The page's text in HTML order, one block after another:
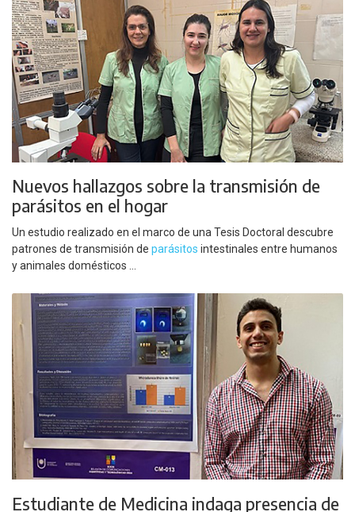
Nuevos hallazgos sobre la transmisión de
parásitos en el hogar
Un estudio realizado en el marco de una Tesis Doctoral descubre
patrones de transmisión de parásitos intestinales entre humanos
y animales domésticos ...
Estudiante de Medicina indaga presencia de